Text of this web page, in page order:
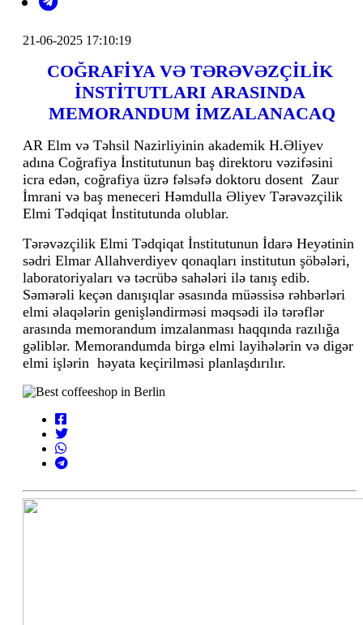
21-06-2025 17:10:19
COĞRAFİYA VƏ TƏRƏVƏZÇİLİK
İNSTİTUTLARI ARASINDA
MEMORANDUM İMZALANACAQ
AR Elm və Təhsil Nazirliyinin akademik H.Əliyev
adına Coğrafiya İnstitutunun baş direktoru vəzifəsini
icra edən, coğrafiya üzrə fəlsəfə doktoru dosent Zaur
İmrani və baş meneceri Həmdulla Əliyev Tərəvəzçilik
Elmi Tədqiqat İnstitutunda olublar.
Tərəvəzçilik Elmi Tədqiqat İnstitutunun İdarə Heyətinin
sədri Elmar Allahverdiyev qonaqları institutun şöbələri,
laboratoriyaları və təcrübə sahələri ilə tanış edib.
Səmərəli keçən danışıqlar əsasında müəssisə rəhbərləri
elmi əlaqələrin genişləndirməsi məqsədi ilə tərəflər
arasında memorandum imzalanması haqqında razılığa
gəliblər. Memorandumda birgə elmi layihələrin və digər
elmi işlərin həyata keçirilməsi planlaşdırılır.